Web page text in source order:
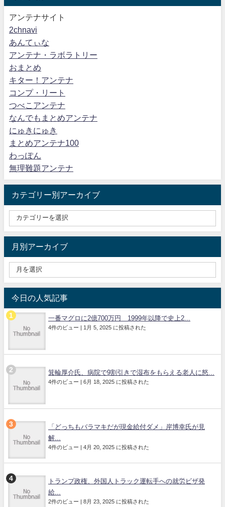
アンテナサイト
2chnavi
あんてぃな
アンテナ・ラボラトリー
おまとめ
キター！アンテナ
コンプ・リート
つべこアンテナ
なんでもまとめアンテナ
にゅきにゅき
まとめアンテナ100
わっぽん
無理難題アンテナ
カテゴリー別アーカイブ
月別アーカイブ
今日の人気記事
一番マグロに2億700万円 1999年以降で史上2...
4件のビュー 1月 5, 2025 に投稿された
箕輪厚介氏、病院で9割引きで湿布をもらえる老人に怒...
4件のビュー 6月 18, 2025 に投稿された
「どっちもバラマキだが現金給付ダメ」岸博幸氏が見
解...
4件のビュー 4月 20, 2025 に投稿された
トランプ政権、外国人トラック運転手への就労ビザ発
給...
2件のビュー 8月 23, 2025 に投稿された